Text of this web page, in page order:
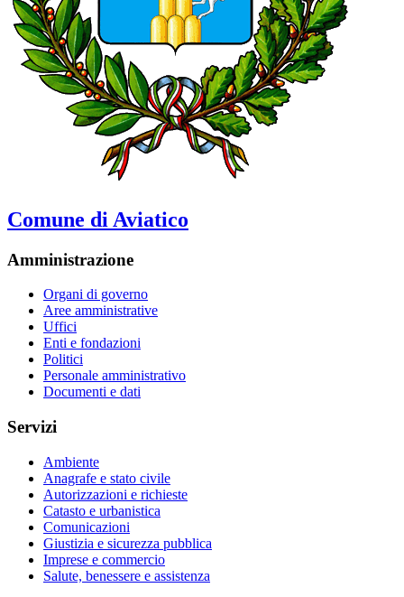
Comune di Aviatico
Amministrazione
Organi di governo
Aree amministrative
Uffici
Enti e fondazioni
Politici
Personale amministrativo
Documenti e dati
Servizi
Ambiente
Anagrafe e stato civile
Autorizzazioni e richieste
Catasto e urbanistica
Comunicazioni
Giustizia e sicurezza pubblica
Imprese e commercio
Salute, benessere e assistenza